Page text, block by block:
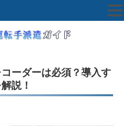
ーダーは必須？導入す
説！